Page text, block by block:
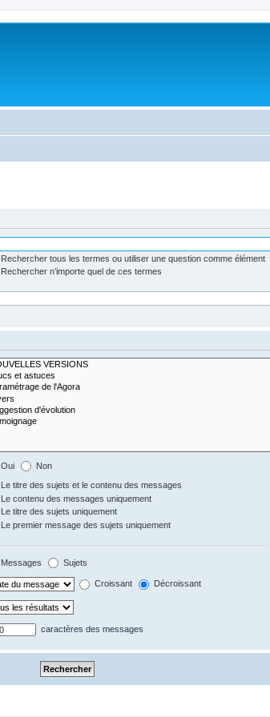
Rechercher tous les termes ou utiliser une question comme élément
Rechercher n’importe quel de ces termes
Oui Non
Le titre des sujets et le contenu des messages
Le contenu des messages uniquement
Le titre des sujets uniquement
Le premier message des sujets uniquement
Messages Sujets
Croissant Décroissant
caractères des messages